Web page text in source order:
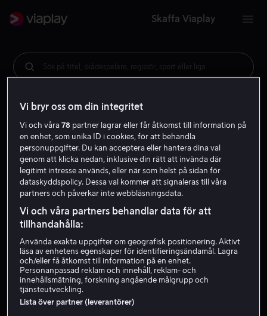
Skaffa Viaplay
Sök på titel, skådespelare, regissör, sport eller liga
Vi bryr oss om din integritet
Vi och våra78 partner lagrar eller får åtkomst till information på
en enhet, som unika ID i cookies, för att behandla
personuppgifter. Du kan acceptera eller hantera dina val
genom att klicka nedan, inklusive din rätt att invända där
legitimt intresse används, eller när som helst på sidan för
dataskyddspolicy. Dessa val kommer att signaleras till våra
partners och påverkar inte webbläsningsdata.
Vi och våra partners behandlar data för att
tillhandahålla:
Använda exakta uppgifter om geografisk positionering. Aktivt
läsa av enhetens egenskaper för identifieringsändamål. Lagra
och/eller få åtkomst till information på en enhet.
Personanpassad reklam och innehåll, reklam- och
innehållsmätning, forskning angående målgrupp och
tjänsteutveckling.
Lista över partner (leverantörer)